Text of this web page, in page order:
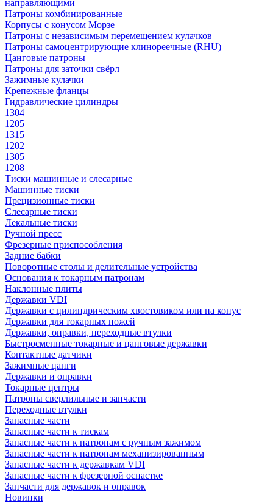
направляющими
Патроны комбинированные
Корпусы с конусом Морзе
Патроны с независимым перемещением кулачков
Патроны самоцентрирующие клинореечные (RHU)
Цанговые патроны
Патроны для заточки свёрл
Зажимные кулачки
Крепежные фланцы
Гидравлические цилиндры
1304
1205
1315
1202
1305
1208
Тиски машинные и слесарные
Машинные тиски
Прецизионные тиски
Слесарные тиски
Лекальные тиски
Ручной пресс
Фрезерные приспособления
Задние бабки
Поворотные столы и делительные устройства
Основания к токарным патронам
Наклонные плиты
Державки VDI
Державки с цилиндрическим хвостовиком или на конус
Державки для токарных ножей
Державки, оправки, переходные втулки
Быстросменные токарные и цанговые державки
Контактные датчики
Зажимные цанги
Державки и оправки
Токарные центры
Патроны сверлильные и запчасти
Переходные втулки
Запасные части
Запасные части к тискам
Запасные части к патронам с ручным зажимом
Запасные части к патронам механизированным
Запасные части к державкам VDI
Запасные части к фрезерной оснастке
Запчасти для державок и оправок
Новинки